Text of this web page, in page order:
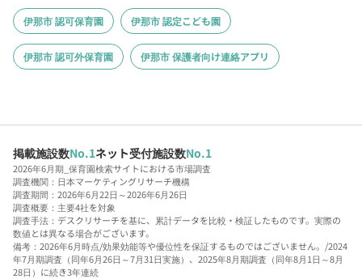
伊那市 認可保育園 伊那市 認定こども園
伊那市 認可外保育園 伊那市 保護者向け連絡アプリ
掲載施設数No.1ネット受付施設数No.1
2026年6月期_保育園検索サイトにおける市場調査
調査機関：日本マーケティングリサーチ機構
調査期間：2026年6月22日～2026年6月26日
調査概要：主要4社を対象
調査手法：デスクリサーチを基に、累計データを比較・検証したものです。実際の
数値とは異なる場合がございます。
備考：2026年6月時点/効果効能等や優位性を保証するものではございません。/2024
年7月期調査（同年6月26日～7月31日実施）、2025年8月期調査（同年8月1日～8月
28日）に続き3年連続